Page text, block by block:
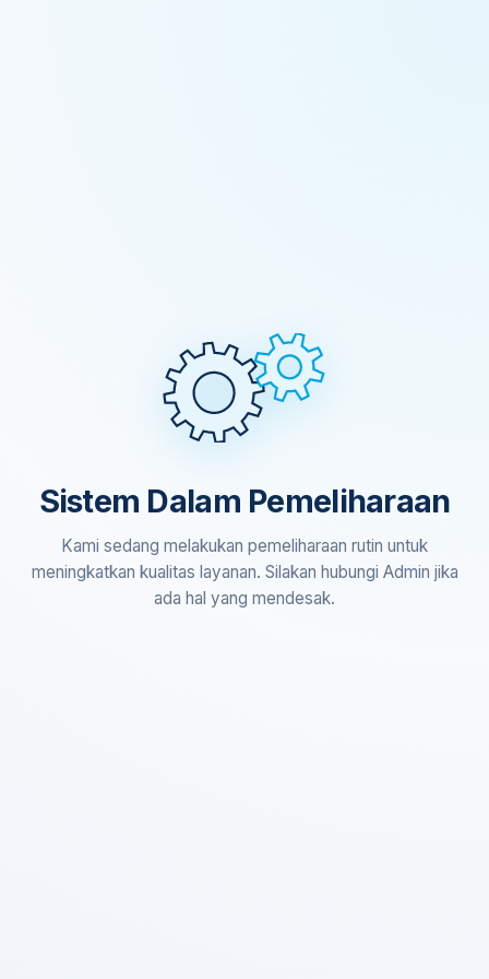
Sistem Dalam Pemeliharaan
Kami sedang melakukan pemeliharaan rutin untuk
meningkatkan kualitas layanan. Silakan hubungi Admin jika
ada hal yang mendesak.